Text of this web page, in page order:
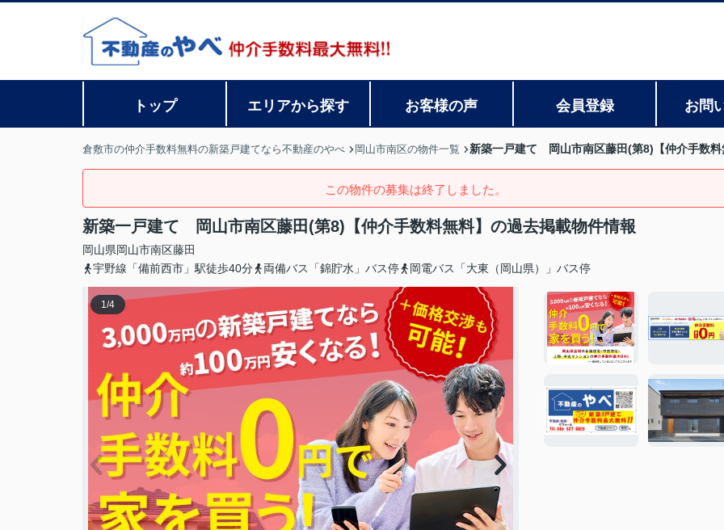
トップ エリアから探す お客様の声 会員登録 お問
倉敷市の仲介手数料無料の新築戸建てなら不動産のやべ 岡山市南区の物件一覧 新築一戸建て 岡山市南区藤田(第8)【仲介手数料
この物件の募集は終了しました。
新築一戸建て 岡山市南区藤田(第8)【仲介手数料無料】の過去掲載物件情報
岡山県岡山市南区藤田
宇野線「備前西市」駅徒歩40分
両備バス「錦貯水」バス停 岡電バス「大東（岡山県）」バス停
1/4